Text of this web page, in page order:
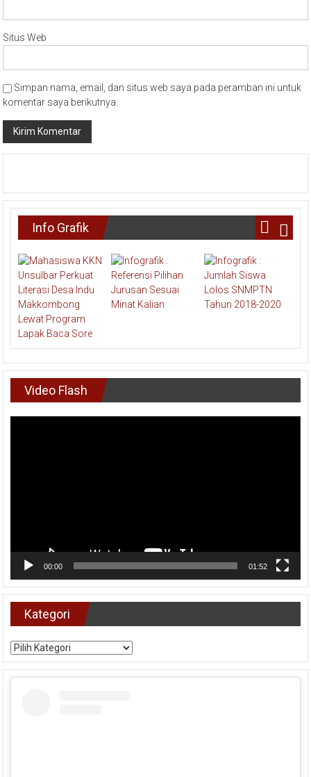
Situs Web
Simpan nama, email, dan situs web saya pada peramban ini untuk
komentar saya berikutnya.
Info Grafik
Video Flash
00:00 01:52
Kategori
Kategori